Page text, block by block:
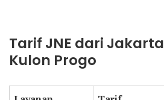
Tarif JNE dari
Kulon Progo